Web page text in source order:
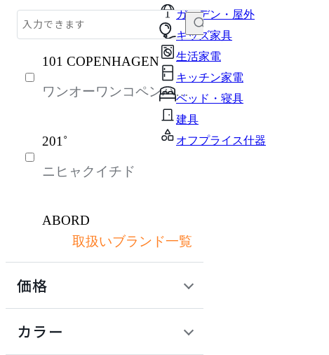
ガーデン・屋外
キッズ家具
生活家電
キッチン家電
ベッド・寝具
建具
オフプライス什器
収納家具
パーソナルブース・集中ブース
インテリア雑貨
ガーデン・屋外
キッチン家電
101 COPENHAGEN
ワンオーワンコペンハー
201˚
ニヒャクイチド
ABORD
アボール
アクメファニチャー
取扱いブランド一覧
価格
カラー